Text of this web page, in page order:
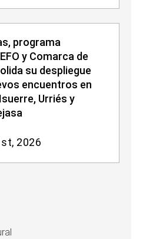
programa
y Comarca de
su despliegue
encuentros en
Urriés y
2026